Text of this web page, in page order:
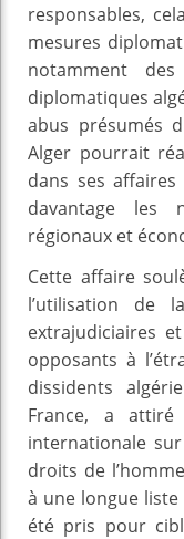
responsables,
mesures
notamment
diplomatiques
abus présumés
Alger pourrait
dans ses
davantage les
régionaux et
Cette affaire
l’utilisation de
extrajudiciaires
opposants à
dissidents
France, a attiré
internationale
droits de
à une longue
été pris pour